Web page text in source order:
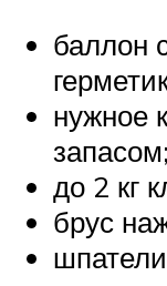
баллон
нужное
запасом;
до 2 кг
брус